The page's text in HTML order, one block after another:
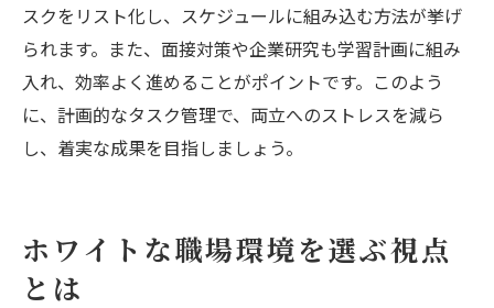
スクをリスト化し、スケジュールに組み込む方法が挙げ
られます。また、面接対策や企業研究も学習計画に組み
入れ、効率よく進めることがポイントです。このよう
に、計画的なタスク管理で、両立へのストレスを減ら
し、着実な成果を目指しましょう。
ホワイトな職場環境を選ぶ視点
とは